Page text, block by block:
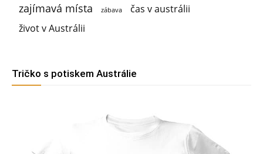
zajímavá místa zábava
čas v austrálii
život v Austrálii
Tričko s potiskem Austrálie